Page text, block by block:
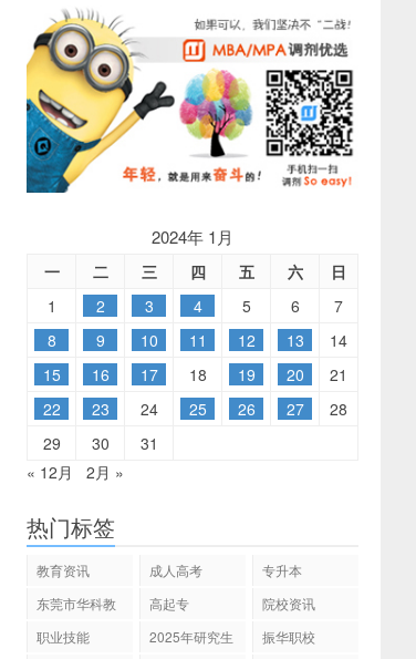
2024年 1月
一 二 三 四 五 六
日
1
2 3 4 5 6
7
8
9 10 11 12 13
14
15
16 17 18 19 20
21
22
23 24 25 26 27
28
29
30
31
« 12月
2月 »
热门标签
教育资讯 成人高考
专升本
东莞市华科教
高起专
院校资讯
职业技能
2025年研究生
振华职校